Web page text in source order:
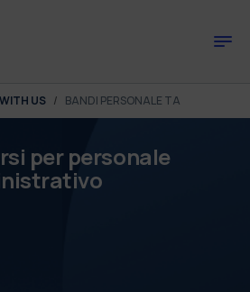
US BANDI PERSONALE TA
per personale